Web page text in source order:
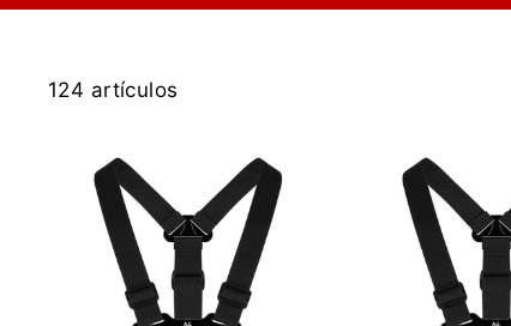
124 artículos